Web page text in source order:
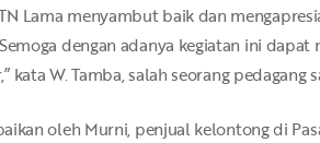
Lama menyambut baik dan
dengan adanya kegiatan ini
kata W. Tamba, salah seorang pedagang
oleh Murni, penjual kelontong di